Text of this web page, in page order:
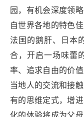
园，有机会深度领
自世界各地的特色
法国的鹅肝、日本
合，开启一场味蕾
率、追求自由的价
当地人的交流和接
有的思维定式，增
化的体验将成为父